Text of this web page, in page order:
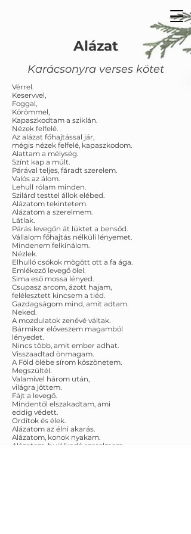
Alázat
Karácsonyra verses kötet
Vérrel.
Keservvel,
Foggal,
Körömmel,
Kapaszkodtam a sziklán.
Nézek felfelé.
Az alázat főhajtással jár,
mégis nézek felfelé, kapaszkodom.
Alattam a mélység.
Színt kap a múlt.
Párával teljes, fáradt szerelem.
Valós az álom.
Lehull rólam minden.
Szilárd testtel állok elébed.
Alázatom tekintetem.
Alázatom a szerelmem.
Látlak.
Párás levegőn át lüktet a bensőd.
Vállalom főhajtás nélküli lényemet.
Mindenem felkínálom.
Nézlek.
Elhulló csókok mögött ott a fa ága.
Emlékező levegő ölel.
Sima eső mossa lényed.
Csupasz arcom, ázott hajam,
felélesztett kincsem a tiéd.
Gazdagságom mind, amit adtam.
Neked.
A mozdulatok zenévé váltak.
Bármikor előveszem magamból
lényedet.
Nincs több, amit ember adhat.
Visszaadtad önmagam.
A Föld ölébe sírom köszönetem.
Megszültél.
Valamivel három után,
világra jöttem.
Fájt a levegő.
Mindentől elszakadtam, ami
eddig védett.
Ordítok és élek.
Alázatom az élni akarás.
Alázatom, konok nyakam.
Alázatom, bujálkodó szerelmem.